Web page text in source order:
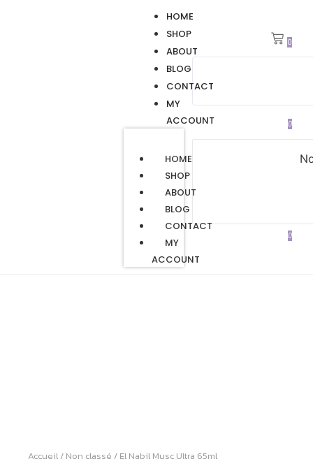
HOME
SHOP
ABOUT
BLOG
CONTACT
MY
ACCOUNT
HOME
SHOP
ABOUT
BLOG
CONTACT
MY
ACCOUNT
0
0
0
Accueil / Non classé / El Nabil Musc Ultra 65ml